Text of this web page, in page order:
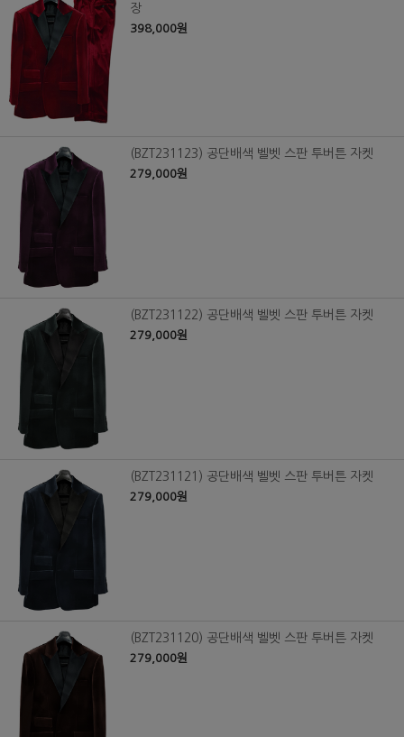
장
398,000원
(BZT231123) 공단배색 벨벳 스판 투버튼 자켓
279,000원
(BZT231122) 공단배색 벨벳 스판 투버튼 자켓
279,000원
(BZT231121) 공단배색 벨벳 스판 투버튼 자켓
279,000원
(BZT231120) 공단배색 벨벳 스판 투버튼 자켓
279,000원